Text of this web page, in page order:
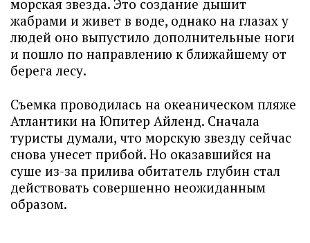
морская звезда. Это создание дышит
жабрами и живет в воде, однако на глазах у
людей оно выпустило дополнительные ноги
и пошло по направлению к ближайшему от
берега лесу.
Съемка проводилась на океаническом пляже
Атлантики на Юпитер Айленд. Сначала
туристы думали, что морскую звезду сейчас
снова унесет прибой. Но оказавшийся на
суше из-за прилива обитатель глубин стал
действовать совершенно неожиданным
образом.